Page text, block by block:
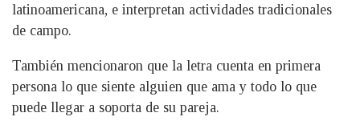
latinoamericana, e interpretan actividades tradicionales
de campo.
También mencionaron que la letra cuenta en primera
persona lo que siente alguien que ama y todo lo que
puede llegar a soporta de su pareja.